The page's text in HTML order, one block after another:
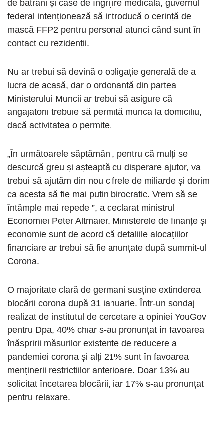
de bătrâni și case de îngrijire medicală, guvernul
federal intenționează să introducă o cerință de
mască FFP2 pentru personal atunci când sunt în
contact cu rezidenții.
Nu ar trebui să devină o obligație generală de a
lucra de acasă, dar o ordonanță din partea
Ministerului Muncii ar trebui să asigure că
angajatorii trebuie să permită munca la domiciliu,
dacă activitatea o permite.
„În următoarele săptămâni, pentru că mulți se
descurcă greu și așteaptă cu disperare ajutor, va
trebui să ajutăm din nou cifrele de miliarde și dorim
ca acesta să fie mai puțin birocratic. Vrem să se
întâmple mai repede ”, a declarat ministrul
Economiei Peter Altmaier. Ministerele de finanțe și
economie sunt de acord că detaliile alocațiilor
financiare ar trebui să fie anunțate după summit-ul
Corona.
O majoritate clară de germani susține extinderea
blocării corona după 31 ianuarie. Într-un sondaj
realizat de institutul de cercetare a opiniei YouGov
pentru Dpa, 40% chiar s-au pronunțat în favoarea
înăspririi măsurilor existente de reducere a
pandemiei corona și alți 21% sunt în favoarea
menținerii restricțiilor anterioare. Doar 13% au
solicitat încetarea blocării, iar 17% s-au pronunțat
pentru relaxare.